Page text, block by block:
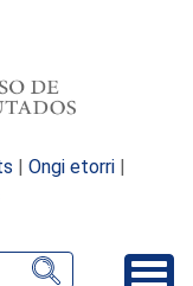
| Ongi etorri |